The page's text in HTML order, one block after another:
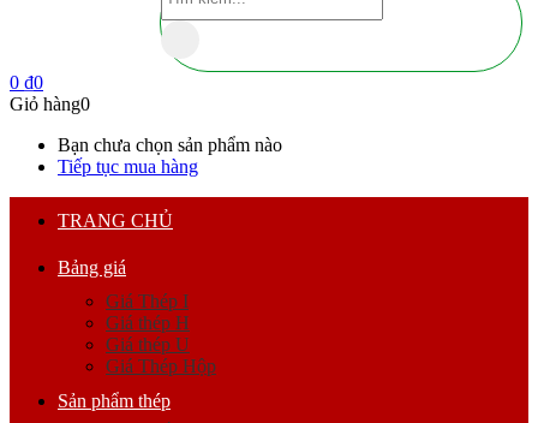
0 ₫0
Giỏ hàng0
Bạn chưa chọn sản phẩm nào
Tiếp tục mua hàng
TRANG CHỦ
Bảng giá
Giá Thép I
Giá thép H
Giá thép U
Giá Thép Hộp
Sản phẩm thép